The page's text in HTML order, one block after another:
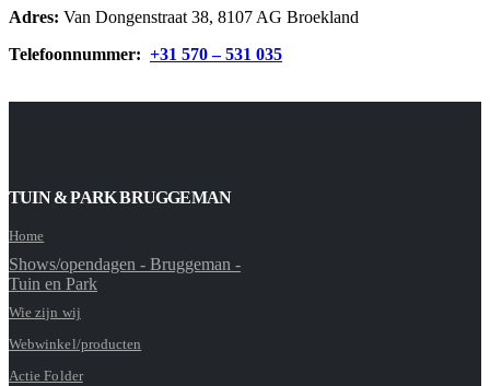
Adres: Van Dongenstraat 38, 8107 AG Broekland
Telefoonnummer: +31 570 – 531 035
TUIN & PARK BRUGGEMAN
Home
Shows/opendagen - Bruggeman -
Tuin en Park
Wie zijn wij
Webwinkel/producten
Actie Folder